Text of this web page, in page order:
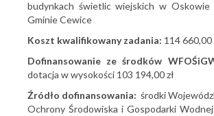
budynkach świetlic wiejskich w
Gminie Cewice
Koszt kwalifikowany zadania: 114 660,00
Dofinansowanie ze środków
dotacja w wysokości 103 194,00 zł
Źródło dofinansowania: środki
Ochrony Środowiska i Gospodarki